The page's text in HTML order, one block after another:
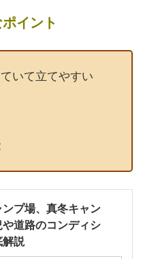
イント
いて立てやすい
プ場、真冬キャン
道路のコンディシ
解説